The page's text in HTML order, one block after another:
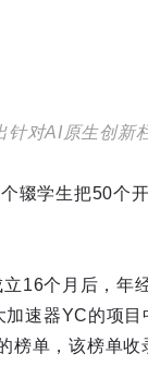
针对AI原生创新
辍学生把50个
16个月后，年
速器YC的项
榜单，该榜单收